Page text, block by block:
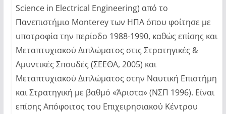
Science in Electrical Engineering) από το
Πανεπιστήμιο Monterey των ΗΠΑ όπου φοίτησε με
υποτροφία την περίοδο 1988-1990, καθώς επίσης και
Μεταπτυχιακού Διπλώματος στις Στρατηγικές &
Αμυντικές Σπουδές (ΣΕΕΘΑ, 2005) και
Μεταπτυχιακού Διπλώματος στην Ναυτική Επιστήμη
και Στρατηγική με βαθμό «Άριστα» (ΝΣΠ 1996). Είναι
επίσης Απόφοιτος του Επιχειρησιακού Κέντρου